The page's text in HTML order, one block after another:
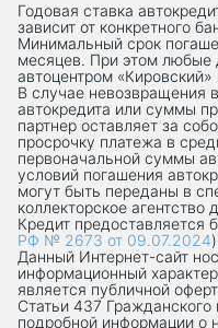
Годовая ставка
зависит от конкретного
Минимальный срок
месяцев. При этом любые
автоцентром
В случае невозвращения
автокредита или суммы
партнер оставляет за
просрочку платежа в
первоначальной суммы
условий погашения
могут быть переданы в
коллекторское
Кредит предоставляется
РФ № 2673 от 09.07.2024).
Данный Интернет-сaйт
информационный
является публичной
Статьи 437
подробной информации о